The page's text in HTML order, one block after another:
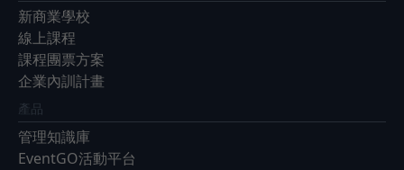
新商業學校
線上課程
課程團票方案
企業內訓計畫
產品
管理知識庫
EventGO活動平台